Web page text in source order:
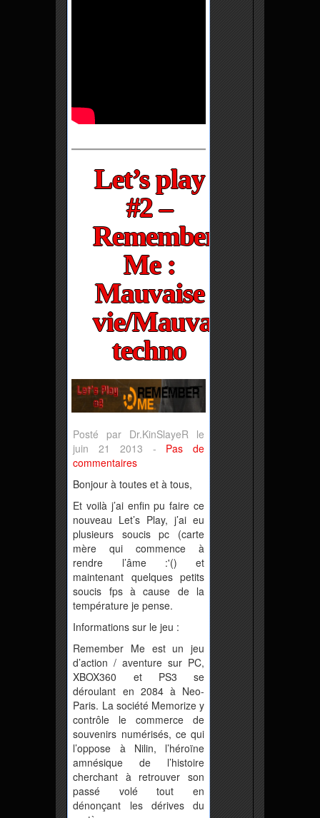
Let’s play
#2 –
Remember
Me :
Mauvaise
vie/Mauvaise
techno
Posté par Dr.KinSlayeR le
juin 21 2013 - Pas de
commentaires
Bonjour à toutes et à tous,
Et voilà j’ai enfin pu faire ce
nouveau Let’s Play, j’ai eu
plusieurs soucis pc (carte
mère qui commence à
rendre l’âme :'() et
maintenant quelques petits
soucis fps à cause de la
température je pense.
Informations sur le jeu :
Remember Me est un jeu
d’action / aventure sur PC,
XBOX360 et PS3 se
déroulant en 2084 à Neo-
Paris. La société Memorize y
contrôle le commerce de
souvenirs numérisés, ce qui
l’oppose à Nilin, l’héroïne
amnésique de l’histoire
cherchant à retrouver son
passé volé tout en
dénonçant les dérives du